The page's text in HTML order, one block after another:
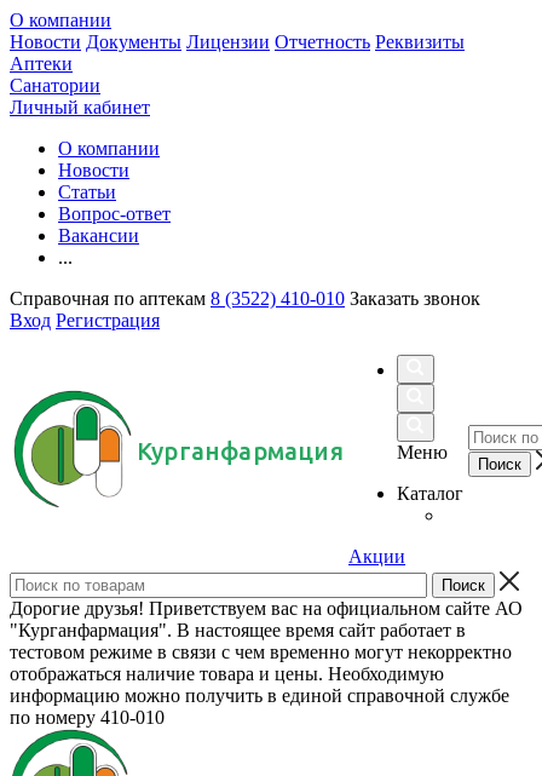
О компании
Новости Документы Лицензии Отчетность Реквизиты
Аптеки
Санатории
Личный кабинет
О компании
Новости
Статьи
Вопрос-ответ
Вакансии
...
Справочная по аптекам 8 (3522) 410-010 Заказать звонок
Вход Регистрация
Курганфармация
Меню
Каталог
Акции
Дорогие друзья! Приветствуем вас на официальном сайте АО
"Курганфармация". В настоящее время сайт работает в
тестовом режиме в связи с чем временно могут некорректно
отображаться наличие товара и цены. Необходимую
информацию можно получить в единой справочной службе
по номеру 410-010